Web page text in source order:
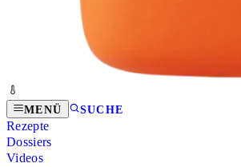
MENÜ SUCHE
Rezepte
Dossiers
Videos